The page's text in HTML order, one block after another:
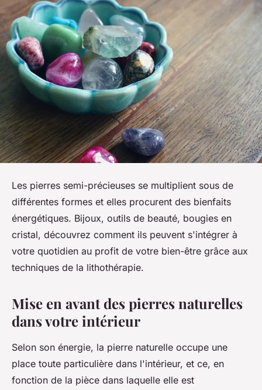
Les pierres semi-précieuses se multiplient sous de
différentes formes et elles procurent des bienfaits
énergétiques. Bijoux, outils de beauté, bougies en
cristal, découvrez comment ils peuvent s'intégrer à
votre quotidien au profit de votre bien-être grâce aux
techniques de la lithothérapie.
Mise en avant des pierres naturelles
dans votre intérieur
Selon son énergie, la pierre naturelle occupe une
place toute particulière dans l'intérieur, et ce, en
fonction de la pièce dans laquelle elle est